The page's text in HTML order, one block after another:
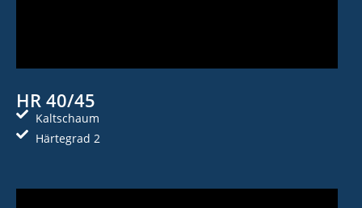
HR 40/45
Kaltschaum
Härtegrad 2